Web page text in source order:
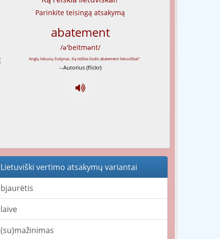
Parinkite teisingą atsakymą
abatement
/ə'beitmənt/
--Autorius (flickr)
Lietuviški vertimo atsakymų variantai
bjaurėtis
laive
(su)mažinimas